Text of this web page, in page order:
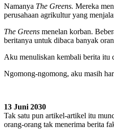
Namanya The Greens. Mereka
perusahaan agrikultur yang
The Greens menelan korban.
beritanya untuk dibaca banyak
Aku menuliskan kembali berita itu
Ngomong-ngomong, aku masih
13 Juni 2030
Tak satu pun artikel-artikel itu
orang-orang tak menerima berita